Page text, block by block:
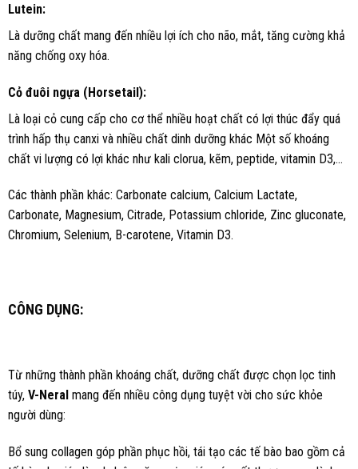
Lutein:
Là dưỡng chất mang đến nhiều lợi ích cho não, mắt, tăng cường khả
năng chống oxy hóa.
Cỏ đuôi ngựa (Horsetail):
Là loại cỏ cung cấp cho cơ thể nhiều hoạt chất có lợi thúc đẩy quá
trình hấp thụ canxi và nhiều chất dinh dưỡng khác Một số khoáng
chất vi lượng có lợi khác như kali clorua, kẽm, peptide, vitamin D3,…
Các thành phần khác: Carbonate calcium, Calcium Lactate,
Carbonate, Magnesium, Citrade, Potassium chloride, Zinc gluconate,
Chromium, Selenium, B-carotene, Vitamin D3.
CÔNG DỤNG:
Từ những thành phần khoáng chất, dưỡng chất được chọn lọc tinh
túy, V-Neral mang đến nhiều công dụng tuyệt vời cho sức khỏe
người dùng:
Bổ sung collagen góp phần phục hồi, tái tạo các tế bào bao gồm cả